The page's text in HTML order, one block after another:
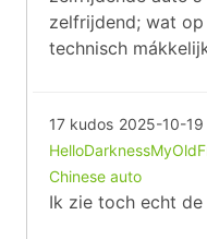
zelfrijdend; wat
technisch
17 kudos 2025-10-19
Chinese auto
Ik zie toch echt